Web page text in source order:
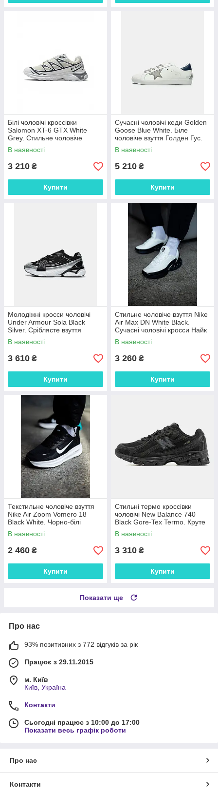
Білі чоловічі кроссівки
Salomon XT-6 GTX White
Grey. Стильне чоловіче
взуття Соломон.
В наявності
3 210 ₴
Купити
Сучасні чоловічі кеди Golden
Goose Blue White. Біле
чоловіче взуття Голден Гус.
В наявності
5 210 ₴
Купити
Молодіжні кросси чоловічі
Under Armour Sola Black
Silver. Сріблясте взуття
чоловіче Андер Армор.
В наявності
3 610 ₴
Купити
Стильне чоловіче взуття Nike
Air Max DN White Black.
Сучасні чоловічі кросси Найк
Аір Макс.
В наявності
3 260 ₴
Купити
Текстильне чоловіче взуття
Nike Air Zoom Vomero 18
Black White. Чорно-білі
чоловічі кросси Найк Аір Зум.
В наявності
2 460 ₴
Купити
Стильні термо кроссівки
чоловічі New Balance 740
Black Gore-Tex Termo. Круте
чоловіче взуття Нью Беленс
740.
В наявності
3 310 ₴
Купити
Показати ще
Про нас
93% позитивних з 772 відгуків за рік
Працює з 29.11.2015
м. Київ
Київ, Україна
Контакти
Сьогодні працює з 10:00 до 17:00
Показати весь графік роботи
Про нас
Контакти